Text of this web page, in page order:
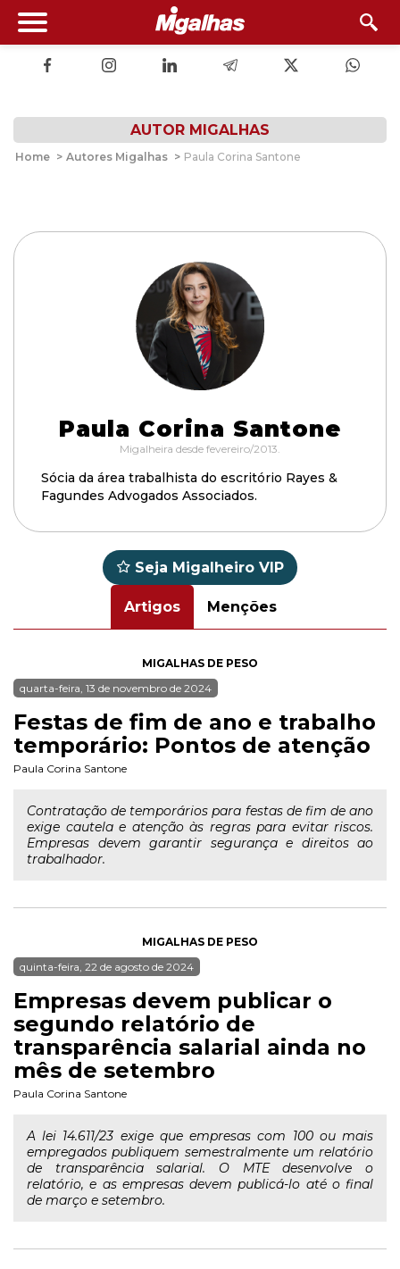
AUTOR MIGALHAS
Home > Autores Migalhas > Paula Corina Santone
Paula Corina Santone
Migalheira desde fevereiro/2013.
Sócia da área trabalhista do escritório Rayes &
Fagundes Advogados Associados.
Seja Migalheiro VIP
Artigos Menções
MIGALHAS DE PESO
quarta-feira, 13 de novembro de 2024
Festas de fim de ano e trabalho
temporário: Pontos de atenção
Paula Corina Santone
Contratação de temporários para festas de fim de ano
exige cautela e atenção às regras para evitar riscos.
Empresas devem garantir segurança e direitos ao
trabalhador.
MIGALHAS DE PESO
quinta-feira, 22 de agosto de 2024
Empresas devem publicar o
segundo relatório de
transparência salarial ainda no
mês de setembro
Paula Corina Santone
A lei 14.611/23 exige que empresas com 100 ou mais
empregados publiquem semestralmente um relatório
de transparência salarial. O MTE desenvolve o
relatório, e as empresas devem publicá-lo até o final
de março e setembro.